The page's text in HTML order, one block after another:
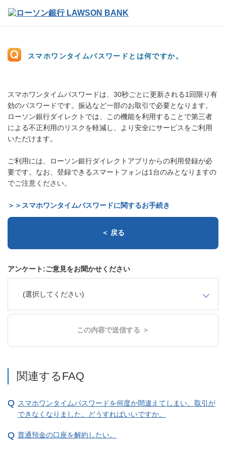
スマホワンタイムパスワードとは何ですか。
スマホワンタイムパスワードは、30秒ごとに更新される1回限り有
効のパスワードです。振込など一部のお取引で必要となります。
ローソン銀行ダイレクトでは、この機能を利用することで第三者
による不正利用のリスクを軽減し、より安全にサービスをご利用
いただけます。
ご利用には、ローソン銀行ダイレクトアプリからの利用登録が必
要です。なお、登録できるスマートフォンは1台のみとなりますの
でご注意ください。
＞＞スマホワンタイムパスワードに関するお手続き
＜ 戻る
アンケート:ご意見をお聞かせください
(選択してください)
この内容で送信する ＞
関連するFAQ
スマホワンタイムパスワードを何度か間違えてしまい、取引が
できなくなりました。どうすればいいですか。
普通預金の口座を解約したい。